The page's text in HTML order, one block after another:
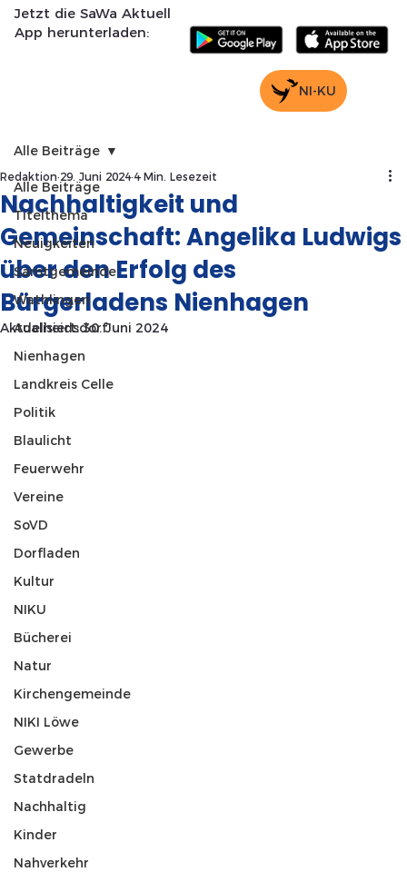
Jetzt die SaWa Aktuell
App herunterladen:
NI-KU
Alle Beiträge
Titelthema
Neuigkeiten
Samtgemeinde
Wathlingen
Adelheidsdorf
Nienhagen
Landkreis Celle
Politik
Blaulicht
Feuerwehr
Vereine
SoVD
Dorfladen
Kultur
NIKU
Bücherei
Natur
Kirchengemeinde
NIKI Löwe
Gewerbe
Statdradeln
Nachhaltig
Kinder
Nahverkehr
Alle Beiträge
Nachhaltigkeit und
Gemeinschaft: Angelika Ludwigs
über den Erfolg des
Bürgerladens Nienhagen
Redaktion 29. Juni 2024 4 Min. Lesezeit
Aktualisiert:30. Juni 2024